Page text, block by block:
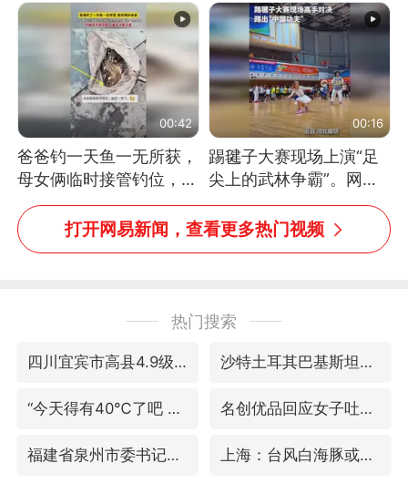
吗？”“或将成为首位考级
不带古筝的选手。”（来
源：新华每日电讯）
00:42
爸爸钓一天鱼一无所获，
母女俩临时接管钓位，用
玩具鱼竿钓上大鱼
00:16
踢毽子大赛现场上演“足
尖上的武林争霸”。网
友：这哪是踢毽子，分明
是武侠片现场！#睡个好
打开网易新闻，查看更多热门视频
热门搜索
四川宜宾市高县4.9级地震致1人死亡 沙特土耳其巴基斯坦签署共同防务协议
“今天得有40℃了吧 为啥还不预警” 名创优品回应女子吐槽内裤质量差
福建省泉州市委书记张毅恭接受纪律审查和监察调查 上海：台风白海豚或将带来龙卷风